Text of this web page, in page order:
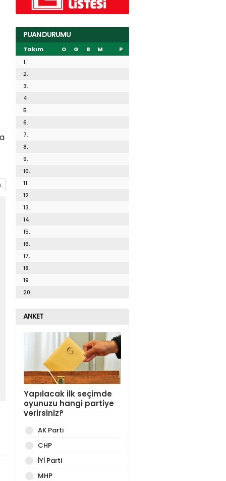
PUAN DURUMU
Takım O G B M
P
1.
2.
3.
4.
5.
6.
7.
8.
9.
10.
11.
12.
13.
14.
15.
16.
17.
18.
19.
20.
ANKET
Yapılacak ilk seçimde
oyunuzu hangi partiye
verirsiniz?
AK Parti
CHP
İYİ Parti
MHP